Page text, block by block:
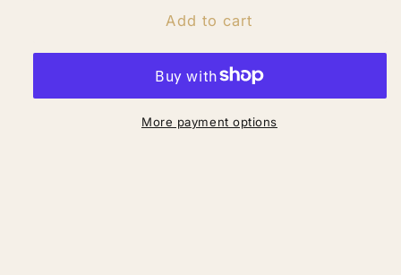
Extracto
blanco
Add to cart
More payment options